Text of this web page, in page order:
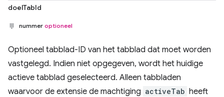
doelTabId
nummer optioneel
Optioneel tabblad-ID van het tabblad dat moet worden
vastgelegd. Indien niet opgegeven, wordt het huidige
actieve tabblad geselecteerd. Alleen tabbladen
waarvoor de extensie de machtiging activeTab heeft